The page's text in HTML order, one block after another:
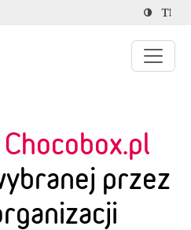
Chocobox.pl
przez